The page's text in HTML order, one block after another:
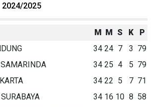
2024/2025
M M S K
P
34 24 7 3 79
34 25 4 5 79
34 22 5 7 71
34 16 10 8 58